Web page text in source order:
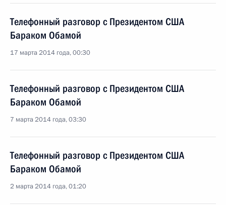
Телефонный разговор с Президентом США
Бараком Обамой
17 марта 2014 года, 00:30
Телефонный разговор с Президентом США
Бараком Обамой
7 марта 2014 года, 03:30
Телефонный разговор с Президентом США
Бараком Обамой
2 марта 2014 года, 01:20